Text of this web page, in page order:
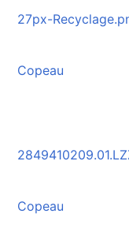
27px-
Copeau
Copeau